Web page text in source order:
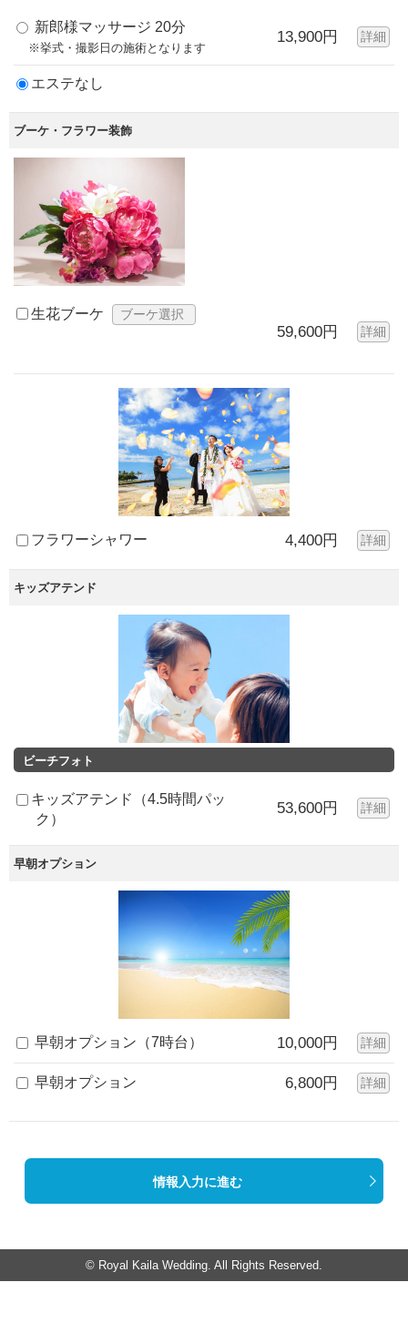
新郎様マッサージ 20分
※挙式・撮影日の施術となります
13,900円 詳細
エステなし
ブーケ・フラワー装飾
生花ブーケ ブーケ選択
59,600円 詳細
フラワーシャワー 4,400円 詳細
キッズアテンド
ビーチフォト
キッズアテンド（4.5時間パッ
ク）
53,600円 詳細
早朝オプション
早朝オプション（7時台） 10,000円 詳細
早朝オプション 6,800円 詳細
情報入力に進む
© Royal Kaila Wedding. All Rights Reserved.